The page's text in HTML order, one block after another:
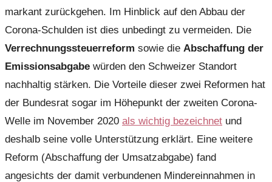
markant zurückgehen. Im Hinblick auf den Abbau der
Corona-Schulden ist dies unbedingt zu vermeiden. Die
Verrechnungssteuerreform sowie die Abschaffung der
Emissionsabgabe würden den Schweizer Standort
nachhaltig stärken. Die Vorteile dieser zwei Reformen hat
der Bundesrat sogar im Höhepunkt der zweiten Corona-
Welle im November 2020 als wichtig bezeichnet und
deshalb seine volle Unterstützung erklärt. Eine weitere
Reform (Abschaffung der Umsatzabgabe) fand
angesichts der damit verbundenen Mindereinnahmen in